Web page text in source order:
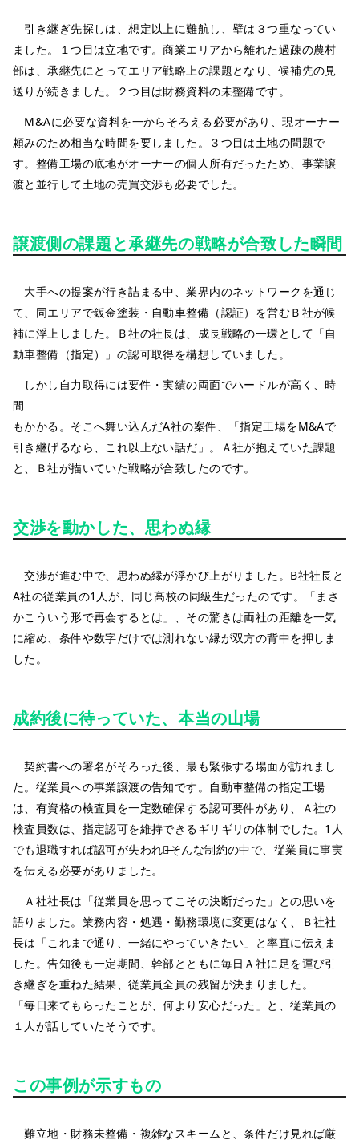
引き継ぎ先探しは、想定以上に難航し、壁は３つ重なってい
ました。１つ目は立地です。商業エリアから離れた過疎の農村
部は、承継先にとってエリア戦略上の課題となり、候補先の見
送りが続きました。２つ目は財務資料の未整備です。
M&Aに必要な資料を一からそろえる必要があり、現オーナー
頼みのため相当な時間を要しました。３つ目は土地の問題で
す。整備工場の底地がオーナーの個人所有だったため、事業譲
渡と並行して土地の売買交渉も必要でした。
譲渡側の課題と承継先の戦略が合致した瞬間
大手への提案が行き詰まる中、業界内のネットワークを通じ
て、同エリアで鈑金塗装・自動車整備（認証）を営むＢ社が候
補に浮上しました。Ｂ社の社長は、成長戦略の一環として「自
動車整備（指定）」の認可取得を構想していました。
しかし自力取得には要件・実績の両面でハードルが高く、時
間
もかかる。そこへ舞い込んだA社の案件、「指定工場をM&Aで
引き継げるなら、これ以上ない話だ」。Ａ社が抱えていた課題
と、Ｂ社が描いていた戦略が合致したのです。
交渉を動かした、思わぬ縁
交渉が進む中で、思わぬ縁が浮かび上がりました。B社社長と
A社の従業員の1人が、同じ高校の同級生だったのです。「まさ
かこういう形で再会するとは」、その驚きは両社の距離を一気
に縮め、条件や数字だけでは測れない縁が双方の背中を押しま
した。
成約後に待っていた、本当の山場
契約書への署名がそろった後、最も緊張する場面が訪れまし
た。従業員への事業譲渡の告知です。自動車整備の指定工場
は、有資格の検査員を一定数確保する認可要件があり、Ａ社の
検査員数は、指定認可を維持できるギリギリの体制でした。1人
でも退職すれば認可が失われる̶そんな制約の中で、従業員に事実
を伝える必要がありました。
Ａ社社長は「従業員を思ってこその決断だった」との思いを
語りました。業務内容・処遇・勤務環境に変更はなく、Ｂ社社
長は「これまで通り、一緒にやっていきたい」と率直に伝えま
した。告知後も一定期間、幹部とともに毎日Ａ社に足を運び引
き継ぎを重ねた結果、従業員全員の残留が決まりました。
「毎日来てもらったことが、何より安心だった」と、従業員の
１人が話していたそうです。
この事例が示すもの
難立地・財務未整備・複雑なスキームと、条件だけ見れば厳